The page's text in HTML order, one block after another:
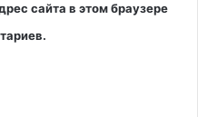
сайта в этом браузере